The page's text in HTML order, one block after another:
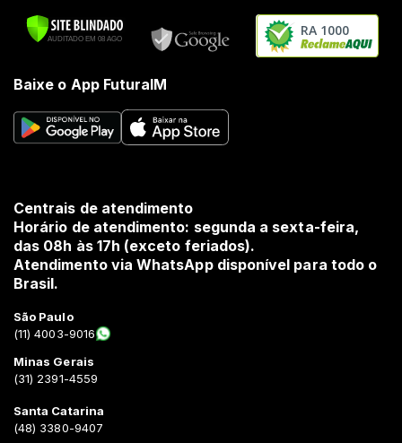
RA 1000
Baixe o App FuturaIM
Centrais de atendimento
Horário de atendimento: segunda a sexta-feira,
das 08h às 17h (exceto feriados).
Atendimento via WhatsApp disponível para todo o
Brasil.
São Paulo
(11) 4003-9016
Minas Gerais
(31) 2391-4559
Santa Catarina
(48) 3380-9407